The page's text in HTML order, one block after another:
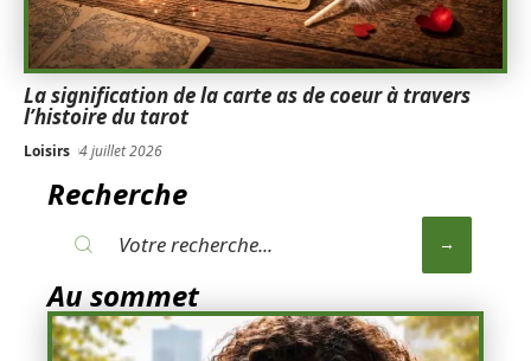
La signification de la carte as de coeur à travers
l’histoire du tarot
Loisirs 4 juillet 2026
Recherche
Au sommet